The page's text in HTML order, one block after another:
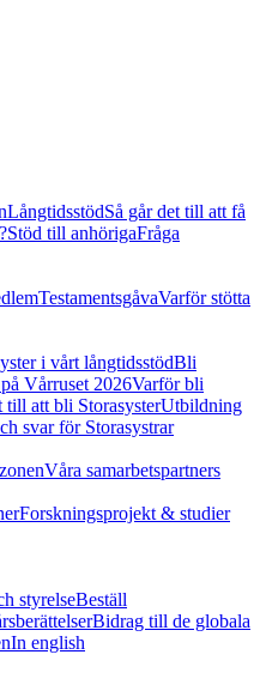
LångtidsstödSå går det till att få
Stöd till anhörigaFråga
TestamentsgåvaVarför stötta
i vårt långtidsstödBli
Vårruset 2026Varför bli
till att bli StorasysterUtbildning
svar för Storasystrar
Våra samarbetspartners
Forskningsprojekt & studier
styrelseBeställ
Bidrag till de globala
In english